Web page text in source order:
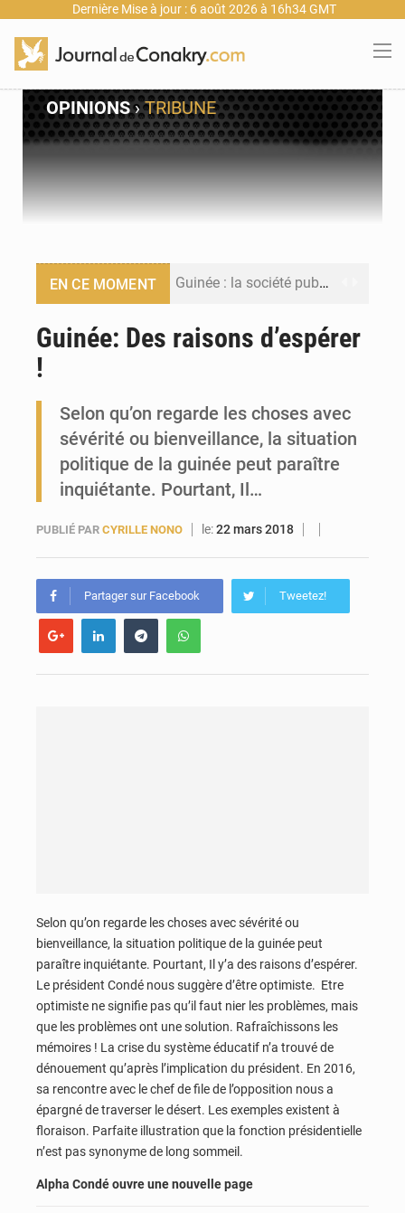
Dernière Mise à jour : 6 août 2026 à 16h34 GMT
OPINIONS›TRIBUNE
EN CE MOMENT Guinée : la société publique Nimba Mining Company signe sa première convention minière
Guinée : lancement du Club des financeurs pour faciliter l’accès des PME aux financements
Forces Vives en Guinée : la coalition critique la gestion de Mamadi Doumbouya
Guinée: Des raisons d’espérer
!
Selon qu’on regarde les choses avec
sévérité ou bienveillance, la situation
politique de la guinée peut paraître
inquiétante. Pourtant, Il…
PUBLIÉ PAR CYRILLE NONO le:22 mars 2018
Partager sur Facebook Tweetez!
Selon qu’on regarde les choses avec sévérité ou
bienveillance, la situation politique de la guinée peut
paraître inquiétante. Pourtant, Il y’a des raisons d’espérer.
Le président Condé nous suggère d’être optimiste. Etre
optimiste ne signifie pas qu’il faut nier les problèmes, mais
que les problèmes ont une solution. Rafraîchissons les
mémoires ! La crise du système éducatif n’a trouvé de
dénouement qu’après l’implication du président. En 2016,
sa rencontre avec le chef de file de l’opposition nous a
épargné de traverser le désert. Les exemples existent à
floraison. Parfaite illustration que la fonction présidentielle
n’est pas synonyme de long sommeil.
Alpha Condé ouvre une nouvelle page